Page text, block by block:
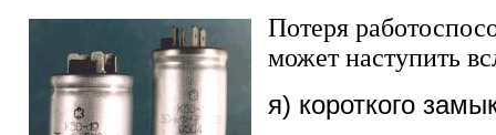
Потеря
может наступить
я) короткого